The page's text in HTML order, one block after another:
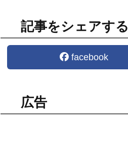
記事をシェアする
facebook
広告